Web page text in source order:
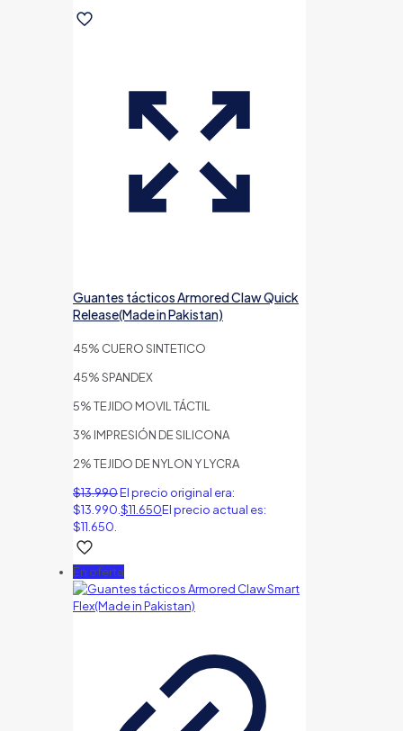
Guantes tácticos Armored Claw Quick
Release(Made in Pakistan)
45% CUERO SINTETICO
45% SPANDEX
5% TEJIDO MOVIL TÁCTIL
3% IMPRESIÓN DE SILICONA
2% TEJIDO DE NYLON Y LYCRA
$13.990El precio original era:
$13.990. $11.650El precio actual es:
$11.650.
En oferta